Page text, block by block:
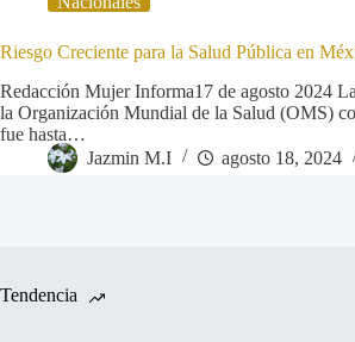
Riesgo Creciente para la Salud Pública en
Redacción Mujer Informa17 de agosto 2024
la Organización Mundial de la Salud (OMS)
fue hasta…
Jazmin M.I
agosto 18, 2024
Tendencia